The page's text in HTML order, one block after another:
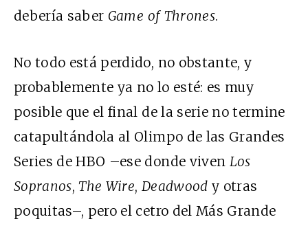
debería saber Game of Thrones.
No todo está perdido, no obstante, y
probablemente ya no lo esté: es muy
posible que el final de la serie no termine
catapultándola al Olimpo de las Grandes
Series de HBO –ese donde viven Los
Sopranos,The Wire, Deadwood y otras
poquitas–, pero el cetro del Más Grande